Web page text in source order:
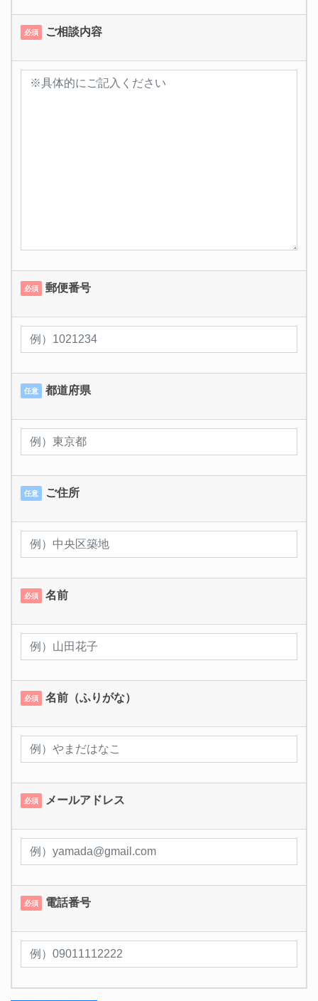
必須 ご相談内容
必須 郵便番号
任意 都道府県
任意 ご住所
必須 名前
必須 名前（ふりがな）
必須 メールアドレス
必須 電話番号